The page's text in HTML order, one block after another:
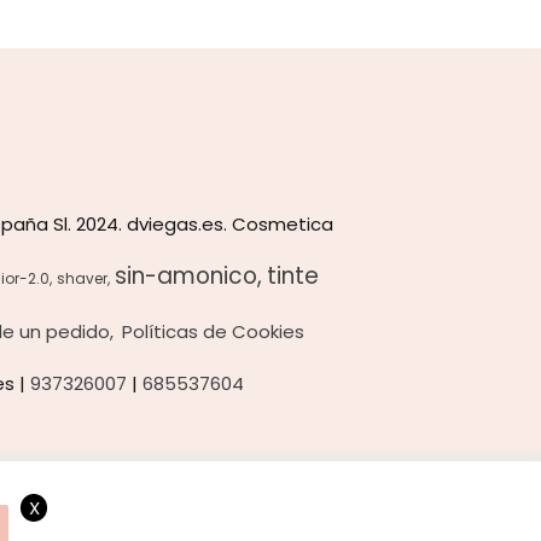
Sl. 2024. dviegas.es. Cosmetica
2.0 shaver sin-amonico tinte
un pedido Políticas de Cookies
| 937326007 | 685537604
X